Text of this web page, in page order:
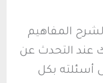
المفاهيم
عند التحدث عن
أسئلته بكل